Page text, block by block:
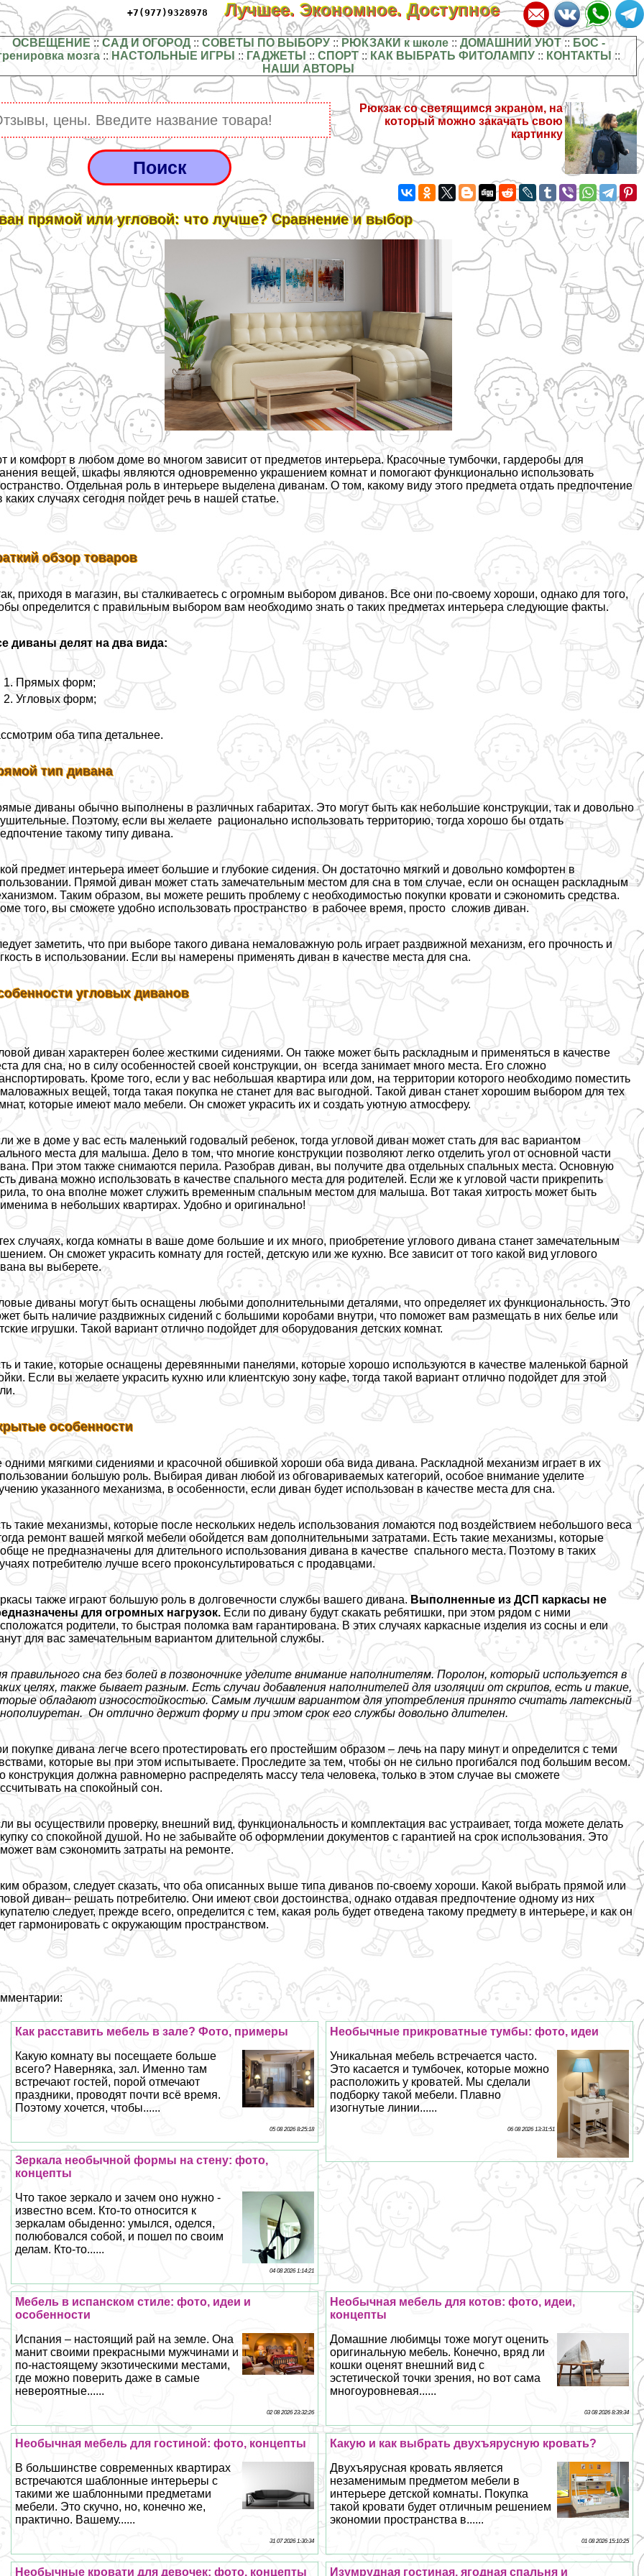
+7(977)9328978 Лучшее. Экономное. Доступное
ОСВЕЩЕНИЕ :: САД И ОГОРОД:: СОВЕТЫ ПО ВЫБОРУ:: РЮКЗАКИ к школе:: ДОМАШНИЙ УЮТ:: БОС -
мозга :: НАСТОЛЬНЫЕ ИГРЫ :: ГАДЖЕТЫ ::СПОРТ :: КАК ВЫБРАТЬ ФИТОЛАМПУ :: КОНТАКТЫ ::
НАШИ АВТОРЫ
Рюкзак со светящимся экраном, на
который можно закачать свою
картинку
прямой или угловой: что лучше? Сравнение и выбор
и комфорт в любом доме во многом зависит от предметов интерьера. Красочные тумбочки, гардеробы для
вещей, шкафы являются одновременно украшением комнат и помогают функционально использовать
Отдельная роль в интерьере выделена диванам. О том, какому виду этого предмета отдать предпочтение
каких случаях сегодня пойдет речь в нашей статье.
обзор товаров
приходя в магазин, вы сталкиваетесь с огромным выбором диванов. Все они по-своему хороши, однако для того,
определится с правильным выбором вам необходимо знать о таких предметах интерьера следующие факты.
диваны делят на два вида:
Прямых форм;
Угловых форм;
оба типа детальнее.
тип дивана
диваны обычно выполнены в различных габаритах. Это могут быть как небольшие конструкции, так и довольно
Поэтому, если вы желаете рационально использовать территорию, тогда хорошо бы отдать
такому типу дивана.
предмет интерьера имеет большие и глубокие сидения. Он достаточно мягкий и довольно комфортен в
Прямой диван может стать замечательным местом для сна в том случае, если он оснащен раскладным
Таким образом, вы можете решить проблему с необходимостью покупки кровати и сэкономить средства.
того, вы сможете удобно использовать прострaнcтво в рабочее время, просто сложив диван.
заметить, что при выборе такого дивана немаловажную роль играет раздвижной механизм, его прочность и
в использовании. Если вы намерены применять диван в качестве места для сна.
угловых диванов
диван хаpaктерен более жесткими сидениями. Он также может быть раскладным и применяться в качестве
для сна, но в силу особенностей своей конструкции, он всегда занимает много места. Его сложно
Кроме того, если у вас небольшая квартира или дом, на территории которого необходимо поместить
вещей, тогда такая покупка не станет для вас выгодной. Такой диван станет хорошим выбором для тех
которые имеют мало мебели. Он сможет украсить их и создать уютную атмосферу.
же в доме у вас есть маленький годовалый ребенок, тогда угловой диван может стать для вас вариантом
места для малыша. Дело в том, что многие конструкции позволяют легко отделить угол от основной части
При этом также снимаются перила. Разобрав диван, вы получите два отдельных спальных места. Основную
дивана можно использовать в качестве спального места для родителей. Если же к угловой части прикрепить
то она вполне может служить временным спальным местом для малыша. Вот такая хитрость может быть
в небольших квартирах. Удобно и оригинально!
случаях, когда комнаты в ваше доме большие и их много, приобретение углового дивана станет замечательным
Он сможет украсить комнату для гостей, детскую или же кухню. Все зависит от того какой вид углового
вы выберете.
диваны могут быть оснащены любыми дополнительными деталями, что определяет их функциональность. Это
быть наличие раздвижных сидений с большими коробами внутри, что поможет вам размещать в них белье или
игрушки. Такой вариант отлично подойдет для оборудования детских комнат.
и такие, которые оснащены деревянными панелями, которые хорошо используются в качестве маленькой барной
Если вы желаете украсить кухню или клиентскую зону кафе, тогда такой вариант отлично подойдет для этой
особенности
одними мягкими сидениями и красочной обшивкой хороши оба вида дивана. Раскладной механизм играет в их
большую роль. Выбирая диван любой из обговариваемых категорий, особое внимание уделите
указанного механизма, в особенности, если диван будет использован в качестве места для сна.
такие механизмы, которые после нескольких недель использования ломаются под воздействием небольшого веса
ремонт вашей мягкой мебели обойдется вам дополнительными затратами. Есть такие механизмы, которые
не предназначены для длительного использования дивана в качестве спального места. Поэтому в таких
потребителю лучше всего проконсультироваться с продавцами.
также играют большую роль в долговечности службы вашего дивана. Выполненные из ДСП каркасы не
для огромных нагрузок. Если по дивану будут скакать ребятишки, при этом рядом с ними
родители, то быстрая поломка вам гарантирована. В этих случаях каркасные изделия из сосны и ели
для вас замечательным вариантом длительной службы.
правильного сна без болей в позвоночнике уделите внимание наполнителям. Поролон, который используется в
целях, также бывает разным. Есть случаи добавления наполнителей для изоляции от скрипов, есть и такие,
обладают износостойкостью. Самым лучшим вариантом для употрeбления принято считать латексный
Он отлично держит форму и при этом срок его службы довольно длителен.
покупке дивана легче всего протестировать его простейшим образом – лечь на пару минут и определится с теми
которые вы при этом испытываете. Проследите за тем, чтобы он не сильно прогибался под большим весом.
конструкция должна равномерно распределять массу тела человека, только в этом случае вы сможете
на спокойный сон.
вы осуществили проверку, внешний вид, функциональность и комплектация вас устраивает, тогда можете делать
со спокойной душой. Но не забывайте об оформлении документов с гарантией на срок использования. Это
вам сэкономить затраты на ремонте.
образом, следует сказать, что оба описанных выше типа диванов по-своему хороши. Какой выбрать прямой или
диван– решать потребителю. Они имеют свои достоинства, однако отдавая предпочтение одному из них
следует, прежде всего, определится с тем, какая роль будет отведена такому предмету в интерьере, и как он
гармонировать с окружающим прострaнcтвом.
Необычные прикроватные тумбы: фото, идеи
Уникальная мебель встречается часто.
Это касается и тумбочек, которые можно
расположить у кроватей. Мы сделали
подборку такой мебели. Плавно
изогнутые линии......
06 08 2026 13:31:51
Как расставить мебель в зале? Фото, примеры
Какую комнату вы посещаете больше
всего? Наверняка, зал. Именно там
встречают гостей, порой отмечают
праздники, проводят почти всё время.
Поэтому хочется, чтобы......
05 08 2026 8:25:18
Зеркала необычной формы на стену: фото,
концепты
Что такое зеркало и зачем оно нужно -
известно всем. Кто-то относится к
зеркалам обыденно: умылся, оделся,
полюбовался собой, и пошел по своим
делам. Кто-то......
04 08 2026 1:14:21
Необычная мебель для котов: фото, идеи,
концепты
Домашние любимцы тоже могут оценить
оригинальную мебель. Конечно, вряд ли
кошки оценят внешний вид с
эстетической точки зрения, но вот сама
многоуровневая......
03 08 2026 8:39:34
Мебель в испанском стиле: фото, идеи и
особенности
Испания – настоящий рай на земле. Она
манит своими прекрасными мужчинами и
по-настоящему экзотическими местами,
где можно поверить даже в самые
невероятные......
02 08 2026 23:32:26
Какую и как выбрать двухъярусную кровать?
Двухъярусная кровать является
незаменимым предметом мебели в
интерьере детской комнаты. Покупка
такой кровати будет отличным решением
экономии прострaнcтва в......
01 08 2026 15:10:25
Необычная мебель для гостиной: фото, концепты
В большинстве современных квартирах
встречаются шаблонные интерьеры с
такими же шаблонными предметами
мебели. Это скучно, но, конечно же,
пpaктично. Вашему......
31 07 2026 1:30:34
Изумрудная гостиная, ягодная спальня и
Необычные кровати для девочек: фото, концепты